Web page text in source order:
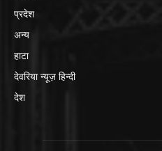
प्रदेश
अन्य
हाटा
देवरिया न्यूज़ हिन्दी
देश